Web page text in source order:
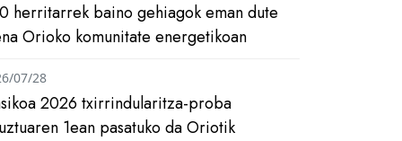
herritarrek baino gehiagok eman dute
Orioko komunitate energetikoan
2026 txirrindularitza-proba
1ean pasatuko da Oriotik
07/28